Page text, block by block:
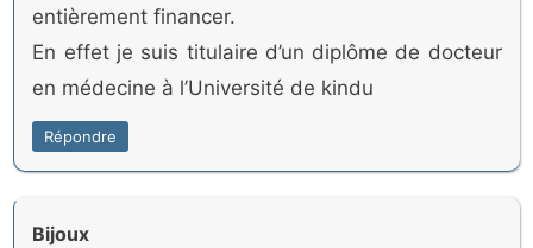
entièrement financer.
En effet je suis titulaire d’un diplôme de docteur
en médecine à l’Université de kindu
Répondre
Bijoux